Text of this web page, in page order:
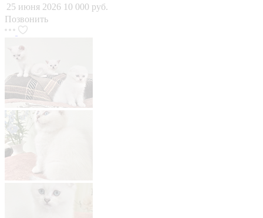
25 июня 2026 10 000 руб.
Позвонить